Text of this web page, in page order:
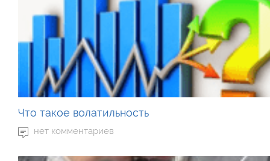
Что такое волатильность
нет комментариев